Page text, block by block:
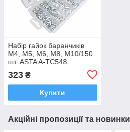
Набір гайок баранчиків
M4, M5, M6, M8, M10/150
шт. ASTA A-TC548
323 ₴
Купити
Акційні пропозиції та новинки